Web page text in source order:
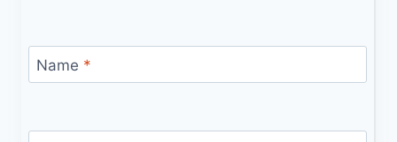
Name *